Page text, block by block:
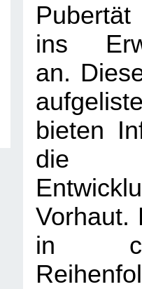
ins
an.
bieten
die
Vorhaut.
in